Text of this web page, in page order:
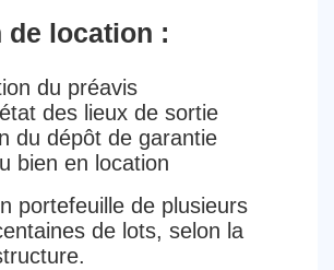
de location :
du préavis
des lieux de sortie
du dépôt de garantie
bien en location
portefeuille de plusieurs
de lots, selon la